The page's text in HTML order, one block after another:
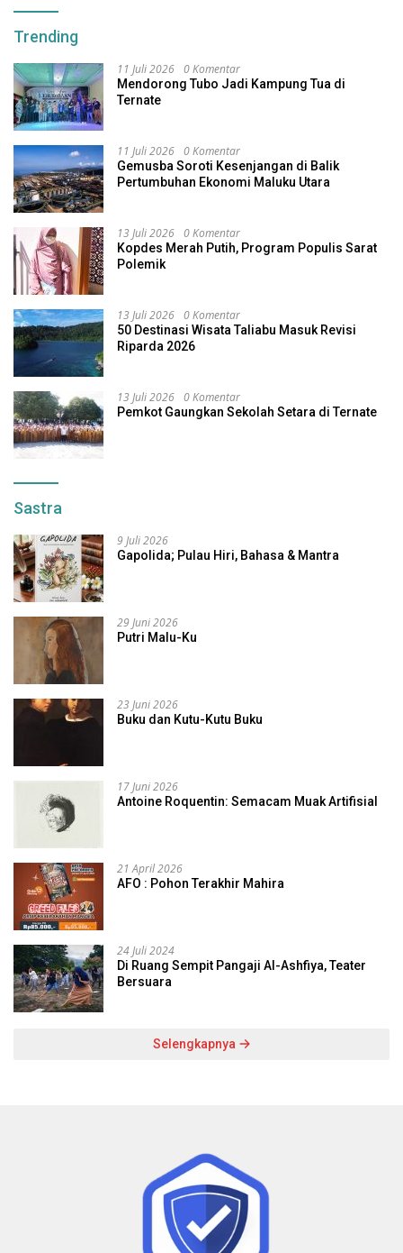
Trending
11 Juli 2026 0 Komentar
Mendorong Tubo Jadi Kampung Tua di
Ternate
11 Juli 2026 0 Komentar
Gemusba Soroti Kesenjangan di Balik
Pertumbuhan Ekonomi Maluku Utara
13 Juli 2026 0 Komentar
Kopdes Merah Putih, Program Populis Sarat
Polemik
13 Juli 2026 0 Komentar
50 Destinasi Wisata Taliabu Masuk Revisi
Riparda 2026
13 Juli 2026 0 Komentar
Pemkot Gaungkan Sekolah Setara di Ternate
Sastra
9 Juli 2026
Gapolida; Pulau Hiri, Bahasa & Mantra
29 Juni 2026
Putri Malu-Ku
23 Juni 2026
Buku dan Kutu-Kutu Buku
17 Juni 2026
Antoine Roquentin: Semacam Muak Artifisial
21 April 2026
AFO : Pohon Terakhir Mahira
24 Juli 2024
Di Ruang Sempit Pangaji Al-Ashfiya, Teater
Bersuara
Selengkapnya